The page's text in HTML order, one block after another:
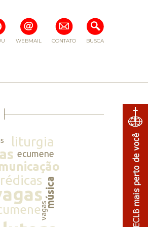
BUSCA
CONTATO
WEBMAIL
liturgia
ecumene
música
vagas